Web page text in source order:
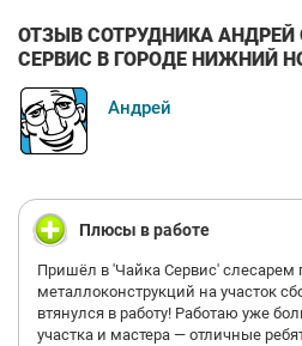
ОТЗЫВ СОТРУДНИКА
СЕРВИС В ГОРОДЕ НИЖНИЙ
Андрей
Плюсы в работе
Пришёл в 'Чайка Сервис' слесарем
металлоконструкций на участок
втянулся в работу! Работаю уже
участка и мастера — отличные